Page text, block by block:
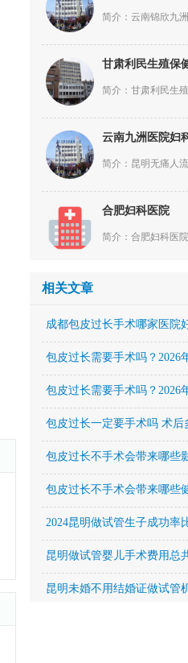
云南九洲医院妇
合肥妇科医院
简介：合肥妇科医院
相关文章
成都包皮过长手术哪家医院
包皮过长需要手术吗？2026
包皮过长需要手术吗？2026
包皮过长一定要手术吗 术后
包皮过长不手术会带来哪些
包皮过长不手术会带来哪些
2024昆明做试管生子成功率
昆明做试管婴儿手术费用总
昆明未婚不用结婚证做试管